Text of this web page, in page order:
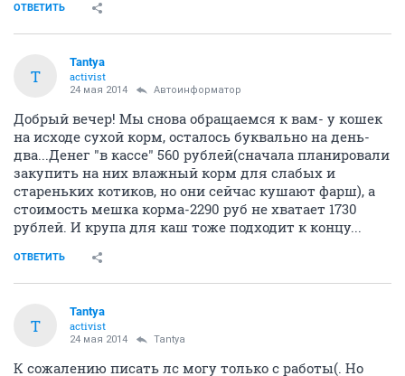
ОТВЕТИТЬ
T
Tantya
activist
24 мая 2014 Автоинформатор
Добрый вечер! Мы снова обращаемся к вам- у кошек
на исходе сухой корм, осталось буквально на день-
два...Денег "в кассе" 560 рублей(сначала планировали
закупить на них влажный корм для слабых и
стареньких котиков, но они сейчас кушают фарш), а
стоимость мешка корма-2290 руб не хватает 1730
рублей. И крупа для каш тоже подходит к концу...
ОТВЕТИТЬ
T
Tantya
activist
24 мая 2014 Tantya
К сожалению писать лс могу только с работы(. Но